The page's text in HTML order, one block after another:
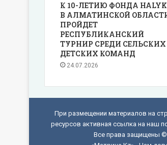
К 10-ЛЕТИЮ ФОНДА
В АЛМАТИНСКОЙ
ПРОЙДЕТ
РЕСПУБЛИКАНСКИЙ
ТУРНИР СРЕДИ СЕЛЬСКИХ
ДЕТСКИХ КОМАНД
24.07.2026
При размещении материалов на
ресурсов активная ссылка на наш
Все права защищены ©